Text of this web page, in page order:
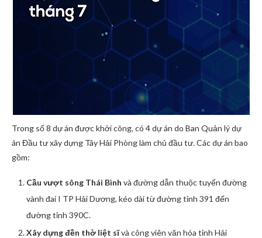
Trong số 8 dự án được khởi công, có 4 dự án do Ban Quản lý dự
án Đầu tư xây dựng Tây Hải Phòng làm chủ đầu tư. Các dự án bao
gồm:
Cầu vượt sông Thái Bình và đường dẫn thuộc tuyến đường
vành đai I TP Hải Dương, kéo dài từ đường tỉnh 391 đến
đường tỉnh 390C.
Xây dựng đền thờ liệt sĩvà công viên văn hóa tỉnh Hải